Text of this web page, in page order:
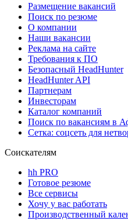
Размещение вакансий
Поиск по резюме
О компании
Наши вакансии
Реклама на сайте
Требования к ПО
Безопасный HeadHunter
HeadHunter API
Партнерам
Инвесторам
Каталог компаний
Поиск по вакансиям в
Сетка: соцсеть для
Соискателям
hh PRO
Готовое резюме
Все сервисы
Хочу у вас работать
Производственный